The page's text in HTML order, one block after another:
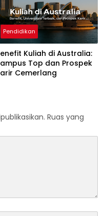
Pendidikan
Kuliah di Australia:
Top dan Prospek
Cemerlang
Ruas yang